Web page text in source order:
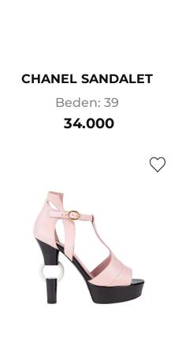
CHANEL SANDALET
Beden: 39
34.000